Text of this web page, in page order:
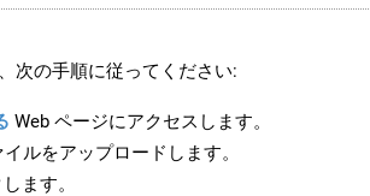
次の手順に従ってください:
Web ページにアクセスします。
ルをアップロードします。
ます。